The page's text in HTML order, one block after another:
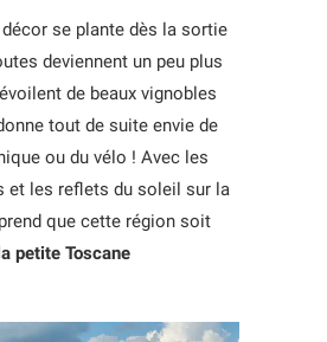
se plante dès la sortie
deviennent un peu plus
de beaux vignobles
tout de suite envie de
ou du vélo ! Avec les
et les reflets du soleil sur la
que cette région soit
petite Toscane